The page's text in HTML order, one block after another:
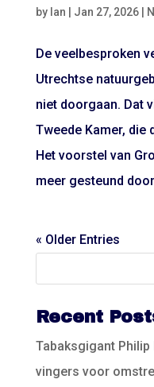
by Ian | Jan 27, 2026|
De veelbesproken
Utrechtse
niet doorgaan. Dat
Tweede Kamer, die
Het voorstel van
meer gesteund
« Older Entries
Recent
Tabaksgigant
vingers voor